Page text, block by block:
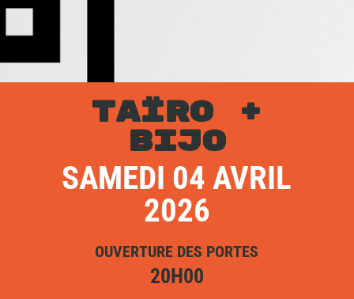
TAÏRO
+
BIJO
SAMEDI 04 AVRIL
2026
OUVERTURE DES PORTES
20H00